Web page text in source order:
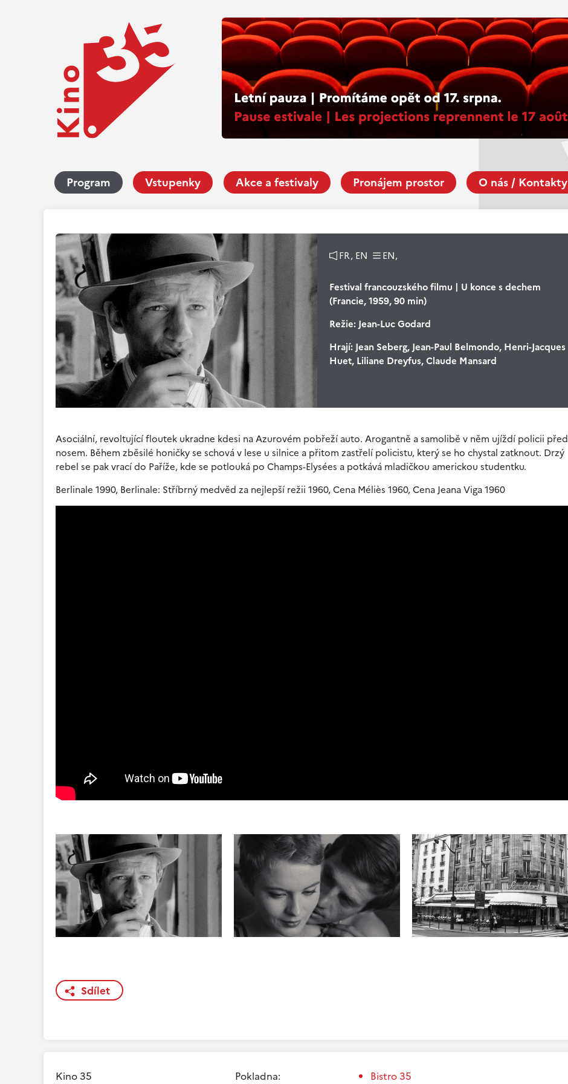
Program Vstupenky Akce a festivaly Pronájem prostor O nás / Kontakty
FR, EN EN,
Festival francouzského filmu | U konce s dechem
(Francie, 1959, 90 min)
Režie:Jean-Luc Godard
Hrají:Jean Seberg, Jean-Paul Belmondo, Henri-Jacques
Huet, Liliane Dreyfus, Claude Mansard
Asociální, revoltující floutek ukradne kdesi na Azurovém pobřeží auto. Arogantně a samolibě v něm ujíždí policii před
nosem. Během zběsilé honičky se schová v lese u silnice a přitom zastřelí policistu, který se ho chystal zatknout. Drzý
rebel se pak vrací do Paříže, kde se potlouká po Champs-Elysées a potkává mladičkou americkou studentku.
Berlinale 1990, Berlinale: Stříbrný medvěd za nejlepší režii 1960, Cena Méliès 1960, Cena Jeana Viga 1960
Sdílet
Kino 35
Pokladna:
Bistro 35